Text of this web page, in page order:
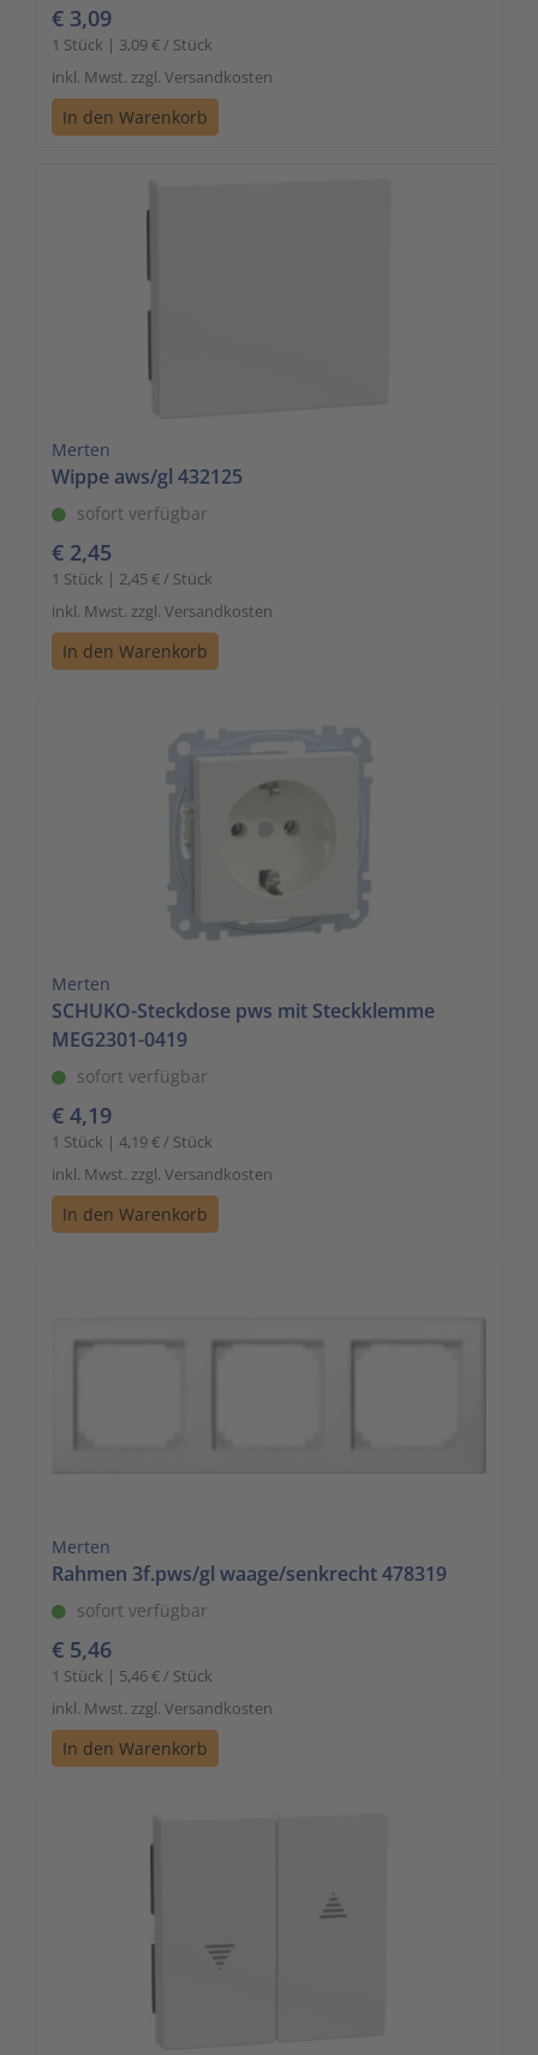
€ 3,09
1 Stück | 3,09 € / Stück
inkl. Mwst. zzgl. Versandkosten
In den Warenkorb
Merten
Wippe aws/gl 432125
sofort verfügbar
€ 2,45
1 Stück | 2,45 € / Stück
inkl. Mwst. zzgl. Versandkosten
In den Warenkorb
Merten
SCHUKO-Steckdose pws mit Steckklemme
MEG2301-0419
sofort verfügbar
€ 4,19
1 Stück | 4,19 € / Stück
inkl. Mwst. zzgl. Versandkosten
In den Warenkorb
Merten
Rahmen 3f.pws/gl waage/senkrecht 478319
sofort verfügbar
€ 5,46
1 Stück | 5,46 € / Stück
inkl. Mwst. zzgl. Versandkosten
In den Warenkorb